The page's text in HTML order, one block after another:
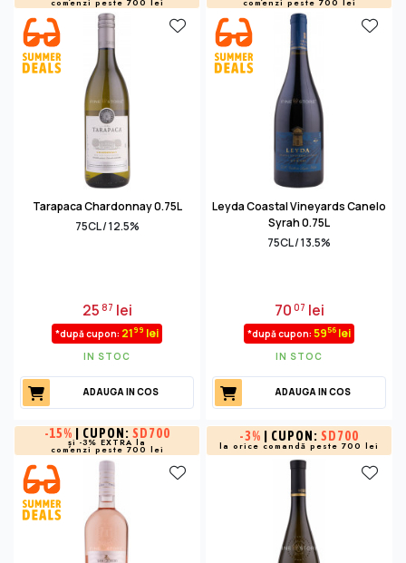
Tarapaca Chardonnay 0.75L
75CL / 12.5%
2587 lei
*după cupon: 2199 lei
IN STOC
ADAUGA IN COS
Leyda Coastal Vineyards Canelo
Syrah 0.75L
75CL / 13.5%
7007 lei
*după cupon: 5956 lei
IN STOC
ADAUGA IN COS
-15% | CUPON: SD700
și -3% EXTRA la
comenzi peste 700 lei
-3% | CUPON: SD700
la orice comandă peste 700 lei